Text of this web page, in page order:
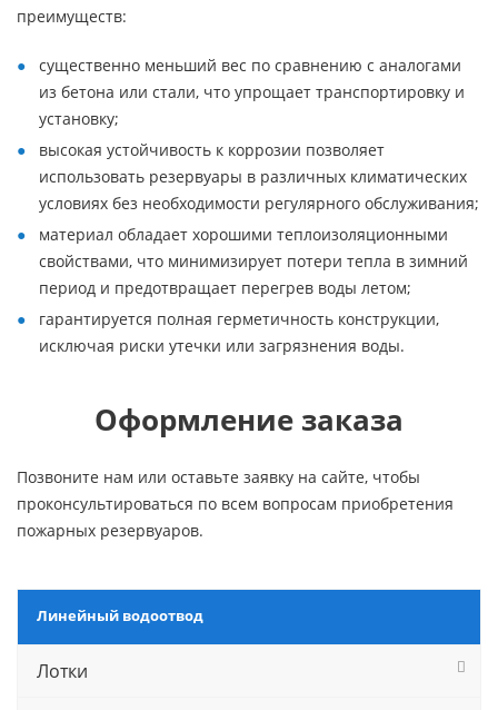
преимуществ:
существенно меньший вес по сравнению с аналогами
из бетона или стали, что упрощает транспортировку и
установку;
высокая устойчивость к коррозии позволяет
использовать резервуары в различных климатических
условиях без необходимости регулярного обслуживания;
материал обладает хорошими теплоизоляционными
свойствами, что минимизирует потери тепла в зимний
период и предотвращает перегрев воды летом;
гарантируется полная герметичность конструкции,
исключая риски утечки или загрязнения воды.
Оформление заказа
Позвоните нам или оставьте заявку на сайте, чтобы
проконсультироваться по всем вопросам приобретения
пожарных резервуаров.
Линейный водоотвод
Лотки